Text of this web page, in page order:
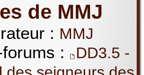
de MMJ
: MMJ
:
DD3.5 -